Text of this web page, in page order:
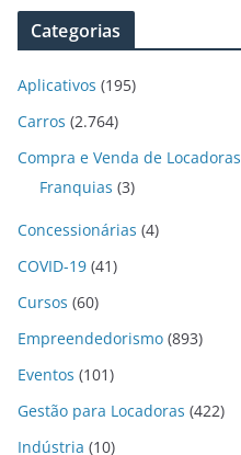
Categorias
Aplicativos (195)
Carros (2.764)
Compra e Venda de Locadoras
Franquias (3)
Concessionárias (4)
COVID-19 (41)
Cursos (60)
Empreendedorismo (893)
Eventos (101)
Gestão para Locadoras (422)
Indústria (10)